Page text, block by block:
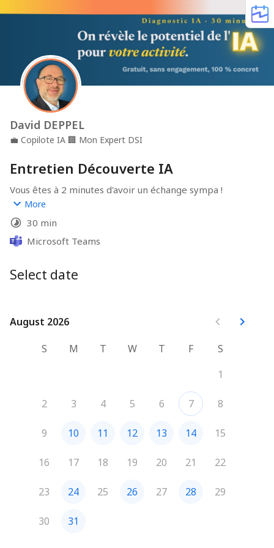
David DEPPEL
💼 Copilote IA 🏢 Mon Expert DSI
Entretien Découverte IA
Vous êtes à 2 minutes d'avoir un échange sympa !
1 - Déroulement : nous faisons connaissance.
2 - Objectif : comprendre votre besoin en matière de
montée en compétences sur l'IA.
Critères de prise de RDV :
✅ Vous avez envie de développer votre savoir-faire
avec l'IA
✅ Vous souhaitez embarquer vos équipes dans
More
30 min
Microsoft Teams
Select date
August 2026
August 2026
S
M T W T F
S
1
2 3 4 5 6 7 8
9 10 11 12 13 14 15
16 17 18 19 20 21 22
23 24 25 26 27 28 29
30 31